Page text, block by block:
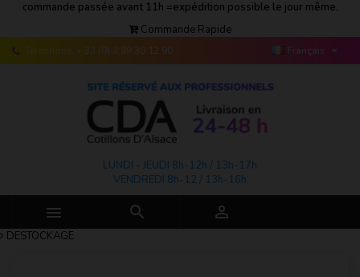
commande passée avant 11h =expédition possible le jour même.
Commande Rapide
Téléphone: + 33 (0) 3 89 30 12 90 Français 
LUNDI - JEUDI 8h-12h / 13h-17h
VENDREDI 8h-12 / 13h-16h
  
DESTOCKAGE